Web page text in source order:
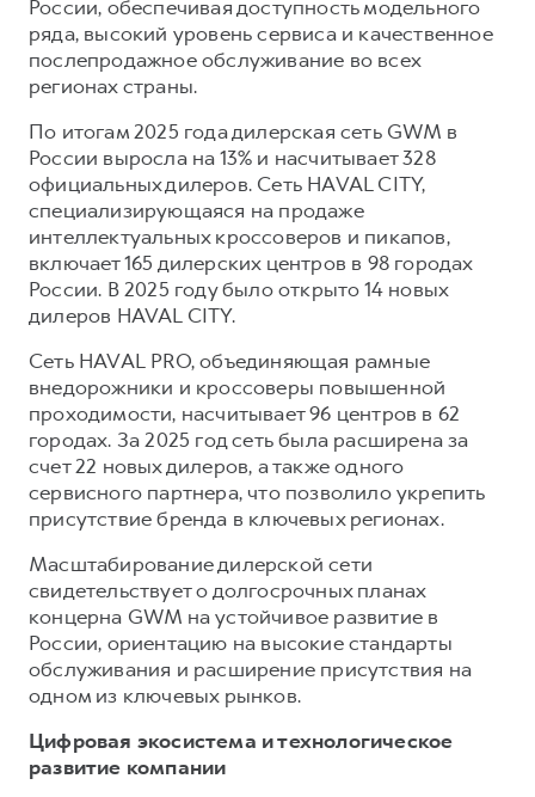
России, обеспечивая доступность модельного
ряда, высокий уровень сервиса и качественное
послепродажное обслуживание во всех
регионах страны.
По итогам 2025 года дилерская сеть GWM в
России выросла на 13% и насчитывает 328
официальных дилеров. Сеть HAVAL CITY,
специализирующаяся на продаже
интеллектуальных кроссоверов и пикапов,
включает 165 дилерских центров в 98 городах
России. В 2025 году было открыто 14 новых
дилеров HAVAL CITY.
Сеть HAVAL PRO, объединяющая рамные
внедорожники и кроссоверы повышенной
проходимости, насчитывает 96 центров в 62
городах. За 2025 год сеть была расширена за
счет 22 новых дилеров, а также одного
сервисного партнера, что позволило укрепить
присутствие бренда в ключевых регионах.
Масштабирование дилерской сети
свидетельствует о долгосрочных планах
концерна GWM на устойчивое развитие в
России, ориентацию на высокие стандарты
обслуживания и расширение присутствия на
одном из ключевых рынков.
Цифровая экосистема и технологическое
развитие компании